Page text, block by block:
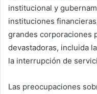
institucional y
instituciones
grandes corporaciones
devastadoras, incluida
la interrupción de
Las preocupaciones